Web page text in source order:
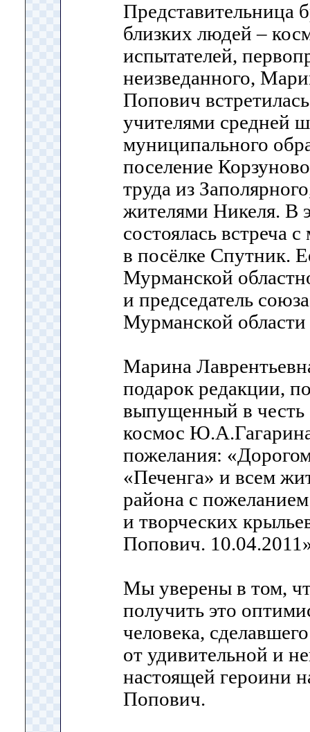
Представительница
близких людей –
испытателей,
неизведанного,
Попович
учителями средней
муниципального
поселение
труда из
жителями Никеля. В
состоялась встреча
в посёлке Спутник.
Мурманской
и председатель
Мурманской
Марина
подарок редакции,
выпущенный в честь
космос
пожелания:
«Печенга» и всем
района с
и творческих
Попович.
Мы уверены в том,
получить это
человека,
от удивительной и
настоящей героини
Попович.